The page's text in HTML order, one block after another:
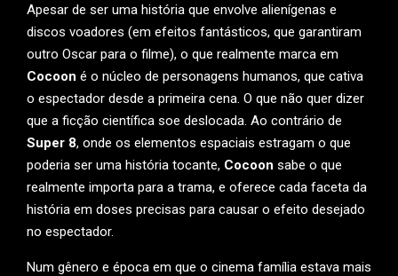
Apesar de ser uma história que envolve alienígenas e
discos voadores (em efeitos fantásticos, que garantiram
outro Oscar para o filme), o que realmente marca em
Cocoon é o núcleo de personagens humanos, que cativa
o espectador desde a primeira cena. O que não quer dizer
que a ficção científica soe deslocada. Ao contrário de
Super 8, onde os elementos espaciais estragam o que
poderia ser uma história tocante, Cocoon sabe o que
realmente importa para a trama, e oferece cada faceta da
história em doses precisas para causar o efeito desejado
no espectador.
Num gênero e época em que o cinema família estava mais